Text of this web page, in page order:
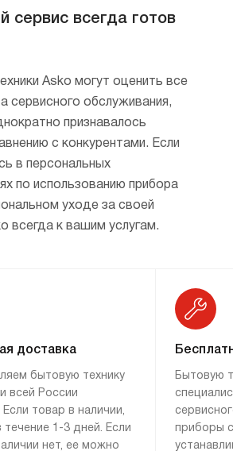
определенные
устройства. Например,
а также на
функции или улучшения,
с функцией теплового
уровнем
могут иметь суффиксы,
специальные функции или
как низкий уровень
Таким образом, вся
машин создана в
позволяя пользователям
в ассортименте и
использует
сервис всегда готов
Asko могут оценить все
сервисного обслуживания,
признавалось
с конкурентами. Если
в персональных
по использованию прибора
уходе за своей
всегда к вашим услугам.
доставка
бытовую технику
всей России
товар в наличии,
течение 1-3 дней. Если
нет, ее можно
Бытовую
приборы